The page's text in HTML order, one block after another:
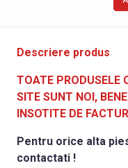
Descriere produs
TOATE PRODUSELE
SITE SUNT NOI,
INSOTITE DE
Pentru orice alta
contactati !